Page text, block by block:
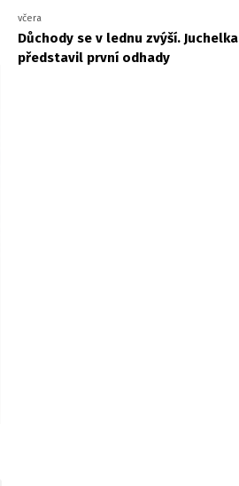
včera
Důchody se v lednu zvýší. Juchelka
představil první odhady